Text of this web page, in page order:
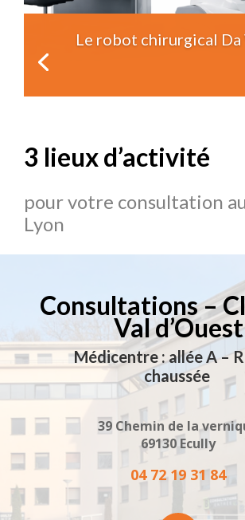
Le robot chirurgical Da
3 lieux d’activité
pour votre consultation
Lyon
Consultations –
Val d’Ouest
Médicentre : allée A –
chaussée
39 Chemin de la
69130 Ecully
04 72 19 31 84